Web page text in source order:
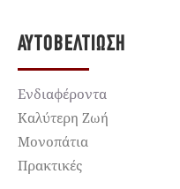
ΑΥΤΟΒΕΛΤΊΩΣΗ
Ενδιαφέροντα
Καλύτερη Ζωή
Μονοπάτια
Πρακτικές